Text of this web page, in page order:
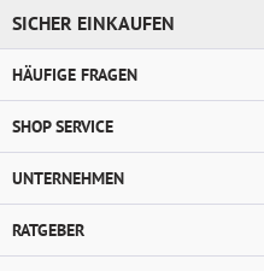
SICHER EINKAUFEN
HÄUFIGE FRAGEN
SHOP SERVICE
UNTERNEHMEN
RATGEBER